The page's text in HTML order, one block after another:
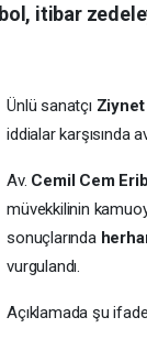
itibar
Ünlü sanatçı
iddialar karşısında
Av. Cemil Cem
müvekkilinin
sonuçlarında
vurgulandı.
Açıklamada şu